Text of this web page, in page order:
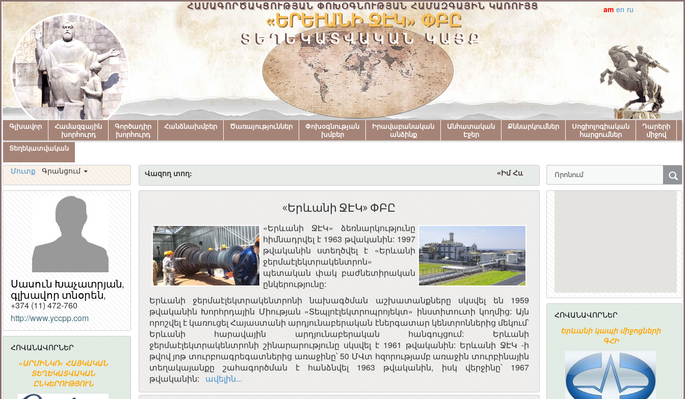
ՀԱՄԱԳՈՐԾԱԿՑՈՒԹՅԱՆ ՓՈԽՕԳՆՈՒԹՅԱՆ ՀԱՄԱԶԳԱՅԻՆ ԿԱՌՈՒՅՑ
«ԵՐԵՒԱՆԻ ՋԷԿ» ՓԲԸ
ՏԵՂԵԿԱՏՎԱԿԱՆ ԿԱՅՔ
am en ru
Գլխավոր
Համազգային
խորհուրդ
Գործադիր
խորհուրդ
Հանձնախմբեր Ծառայություններ
Փոխօգնության
խմբեր
Իրավաբանական
անձինք
Անհատական
Էջեր
Քննարկումներ
Սոցիոլոգիական
հարցումներ
Դարերի
միջով
Տեղեկատվական
Մուտք Գրանցում Վազող տող: «Իմ Հայաստան» համահայկական փառատոնին
Սասուն Խաչատրյան,
գլխավոր տնօրեն,
+374 (11) 472-760
http://www.yccpp.com
ՀՈՎԱՆԱՎՈՐՆԵՐ
«ԱՐՄԻՆԿՈ» ՀԱՅԿԱԿԱՆ
ՏԵՂԵԿԱՏՎԱԿԱՆ
ԸՆԿԵՐՈՒԹՅՈՒՆ
Հայաստանի
Ակադեմիական
գիտահետազոտական
կոմպյուտերային ցանց
ՀԱՅԱՍՏԱՆԻ
ՀԱՆՐԱՊԵՏՈՒԹՅԱՆ
«ԱՐՄԻՆԿՈ» ՀԱՅԿԱԿԱՆ
ՏԵՂԵԿԱՏՎԱԿԱՆ
«Երևանի ՋԷԿ» ՓԲԸ
«Երևանի ՋԷԿ» ձեռնարկությունը
հիմնադրվել է 1963 թվականին: 1997
թվականին ստեղծվել է «Երևանի
ջերմաէլեկտրակենտրոն»
պետական փակ բաժնետիրական
ընկերությունը:
Երևանի ջերմաէլեկտրակենտրոնի նախագծման աշխատանքները սկսվել են 1959
թվականին Խորհրդային Միության «Տեպլոէլեկտրոպրոյեկտ» ինստիտուտի կողմից: Այն
որոշվել է կառուցել Հայաստանի արդյունաբերական էներգատար կենտրոններից մեկում՝
Երևանի հարավային արդյունաբերական հանգույցում: Երևանի
ջերմաէլեկտրակենտրոնի շինարարությունը սկսվել է 1961 թվականին: Երևանի ՋԷԿ -ի
թվով յոթ տուրբոագրեգատներից առաջինը՝ 50 ՄՎտ հզորությամբ առաջին տուրբինային
տեղակայանքը շահագործման է հանձնվել 1963 թվականին, իսկ վերջինը՝ 1967
թվականին: ավելին...
ՀՈՎԱՆԱՎՈՐՆԵՐ
ՀԱՅԱՍՏԱՆԻ
ՀԱՆՐԱՊԵՏՈՒԹՅԱՆ
ՀԱՆՐԱՅԻՆ ԽՈՐՀՈՒՐԴ
Երևանի կապի միջոցների
ԳՀԻ
ՀԱՅԱՍՏԱՆԻ
ՀԱՆՐԱՊԵՏՈՒԹՅԱՆ
ՀԱՆՐԱՅԻՆ ԽՈՐՀՈՒՐԴ
Երևանի կապի միջոցների
ԳՀԻ